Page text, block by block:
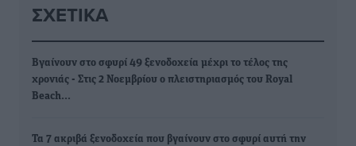
ΣΧΕΤΙΚΆ
Βγαίνουν στο σφυρί 49 ξενοδοχεία μέχρι το τέλος της
χρονιάς - Στις 2 Νοεμβρίου ο πλειστηριασμός του Royal
Beach…
Τα 7 ακριβά ξενοδοχεία που βγαίνουν στο σφυρί αυτή την